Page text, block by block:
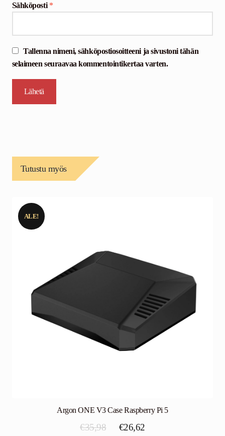
Sähköposti *
Tallenna nimeni, sähköpostiosoitteeni ja sivustoni tähän
selaimeen seuraavaa kommentointikertaa varten.
Tutustu myös
Argon ONE V3 Case Raspberry Pi 5
ALE!
€35,98
Alkuperäinen
€26,62Nykyinen